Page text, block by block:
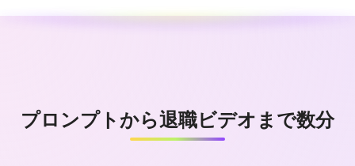
プロンプトから退職ビデオまで数分